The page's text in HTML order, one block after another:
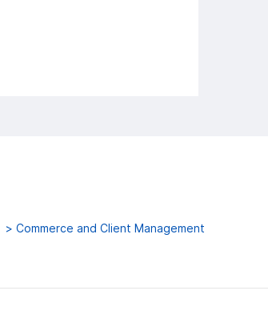
> Commerce and Client Management